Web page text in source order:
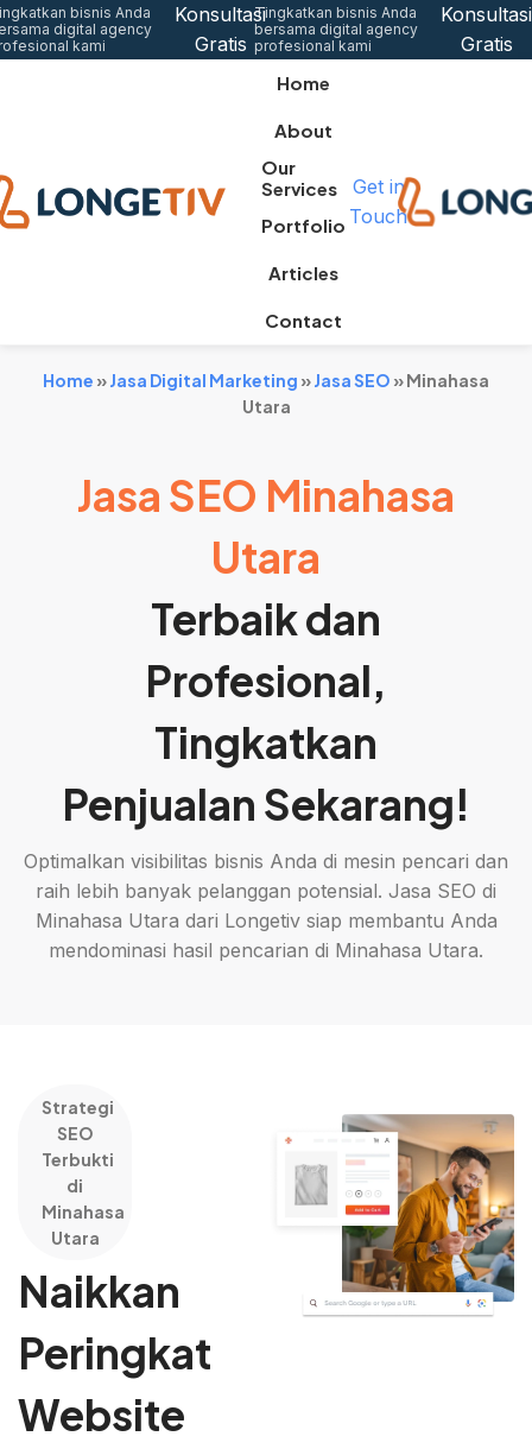
bisnis Anda
digital agency
kami
Konsultasi
Gratis
Tingkatkan bisnis Anda
bersama digital agency
profesional kami
Konsultasi
Gratis
Home
About
Our
Services
Portfolio
Articles
Contact
Get in
Touch
Home »Jasa Digital Marketing »Jasa SEO »Minahasa
Utara
Jasa SEO Minahasa
Utara
Terbaik dan
Profesional,
Tingkatkan
Penjualan Sekarang!
Optimalkan visibilitas bisnis Anda di mesin pencari dan
raih lebih banyak pelanggan potensial. Jasa SEO di
Minahasa Utara dari Longetiv siap membantu Anda
mendominasi hasil pencarian di Minahasa Utara.
Strategi
SEO
Terbukti
di
Minahasa
Utara
Naikkan
Peringkat
Website